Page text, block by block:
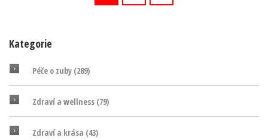
Kategorie
Péče o zuby (289)
Zdraví a wellness (79)
Zdraví a krása (43)